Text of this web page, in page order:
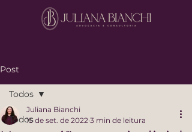
Post
Todos
Todos
Juliana Bianchi
15 de set. de 2022 3 min de leitura